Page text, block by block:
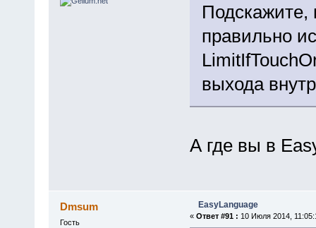
Подскажите,
правильно
выхода
А где вы в
Dmsum
Гость
EasyLanguage
« Ответ #91 : 10 Июля 2014,